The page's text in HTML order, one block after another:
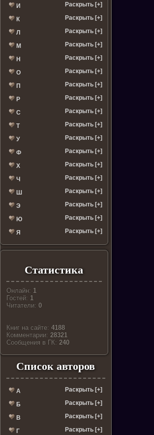
И Раскрыть [+]
К Раскрыть [+]
Л Раскрыть [+]
М Раскрыть [+]
Н Раскрыть [+]
О Раскрыть [+]
П Раскрыть [+]
Р Раскрыть [+]
С Раскрыть [+]
Т Раскрыть [+]
У Раскрыть [+]
Ф Раскрыть [+]
Х Раскрыть [+]
Ч Раскрыть [+]
Ш Раскрыть [+]
Э Раскрыть [+]
Ю Раскрыть [+]
Я Раскрыть [+]
Статистика
Онлайн: 1
Гостей: 1
Читатели:0
Книг на сайте:4188
Комментарии:28321
Cообщения в ГК:240
Список авторов
А Раскрыть [+]
Б Раскрыть [+]
В Раскрыть [+]
Г Раскрыть [+]